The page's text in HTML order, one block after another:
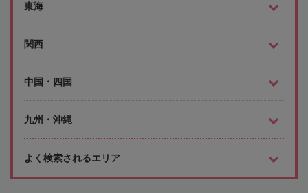
東海
関西
中国・四国
九州・沖縄
よく検索されるエリア